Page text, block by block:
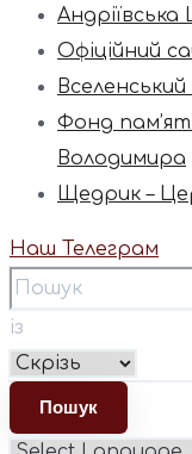
Андріївська
Офіційний
Фонд
Володимира
Щедрик –
Наш Телеграм
із